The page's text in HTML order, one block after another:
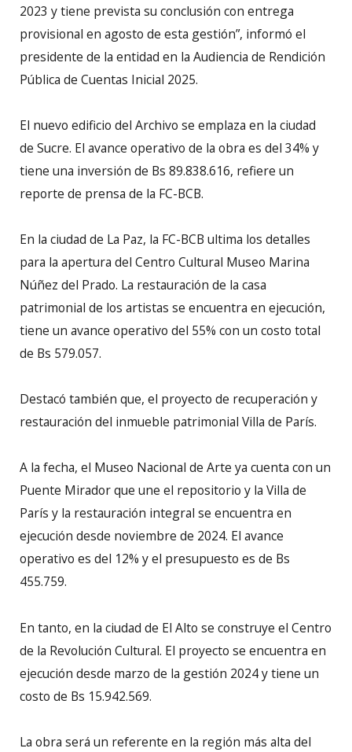
2023 y tiene prevista su conclusión con entrega
provisional en agosto de esta gestión”, informó el
presidente de la entidad en la Audiencia de Rendición
Pública de Cuentas Inicial 2025.
El nuevo edificio del Archivo se emplaza en la ciudad
de Sucre. El avance operativo de la obra es del 34% y
tiene una inversión de Bs 89.838.616, refiere un
reporte de prensa de la FC-BCB.
En la ciudad de La Paz, la FC-BCB ultima los detalles
para la apertura del Centro Cultural Museo Marina
Núñez del Prado. La restauración de la casa
patrimonial de los artistas se encuentra en ejecución,
tiene un avance operativo del 55% con un costo total
de Bs 579.057.
Destacó también que, el proyecto de recuperación y
restauración del inmueble patrimonial Villa de París.
A la fecha, el Museo Nacional de Arte ya cuenta con un
Puente Mirador que une el repositorio y la Villa de
París y la restauración integral se encuentra en
ejecución desde noviembre de 2024. El avance
operativo es del 12% y el presupuesto es de Bs
455.759.
En tanto, en la ciudad de El Alto se construye el Centro
de la Revolución Cultural. El proyecto se encuentra en
ejecución desde marzo de la gestión 2024 y tiene un
costo de Bs 15.942.569.
La obra será un referente en la región más alta del